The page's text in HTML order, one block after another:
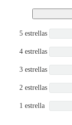
5 estrellas
4 estrellas
3 estrellas
2 estrellas
1 estrella